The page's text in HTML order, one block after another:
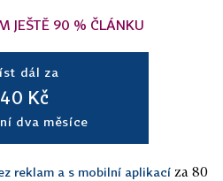
JEŠTĚ 90 % ČLÁNKU
dál za
40 Kč
dva měsíce
reklam a s mobilní aplikací za 80